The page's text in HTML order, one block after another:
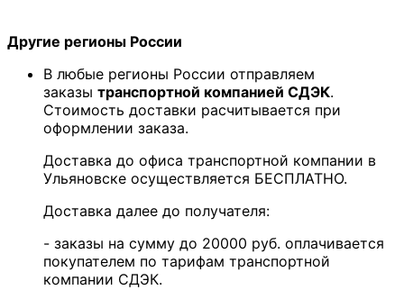
Другие регионы России
В любые регионы России отправляем
заказы транспортной компанией СДЭК.
Стоимость доставки расчитывается при
оформлении заказа.
Доставка до офиса транспортной компании в
Ульяновске осуществляется БЕСПЛАТНО.
Доставка далее до получателя:
- заказы на сумму до 20000 руб. оплачивается
покупателем по тарифам транспортной
компании СДЭК.